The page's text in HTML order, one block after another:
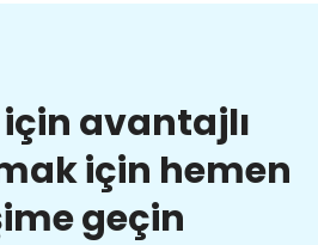
için avantajlı
için hemen
geçin